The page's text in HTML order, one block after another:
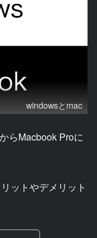
windowsとmac
らMacbook Proに
ットやデメリット